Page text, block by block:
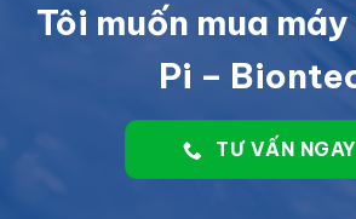
Tôi muốn mua
Pi –
TƯ VẤN NGAY